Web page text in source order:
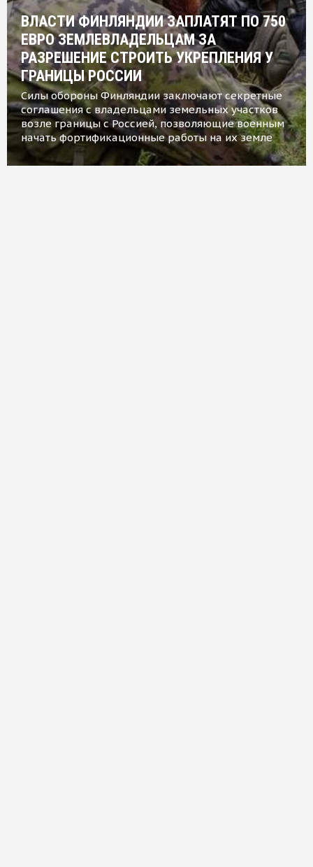
ВЛАСТИ ФИНЛЯНДИИ ЗАПЛАТЯТ ПО 750
ЕВРО ЗЕМЛЕВЛАДЕЛЬЦАМ ЗА
РАЗРЕШЕНИЕ СТРОИТЬ УКРЕПЛЕНИЯ У
ГРАНИЦЫ РОССИИ
Силы обороны Финляндии заключают секретные
соглашения с владельцами земельных участков
возле границы с Россией, позволяющие военным
начать фортификационные работы на их земле